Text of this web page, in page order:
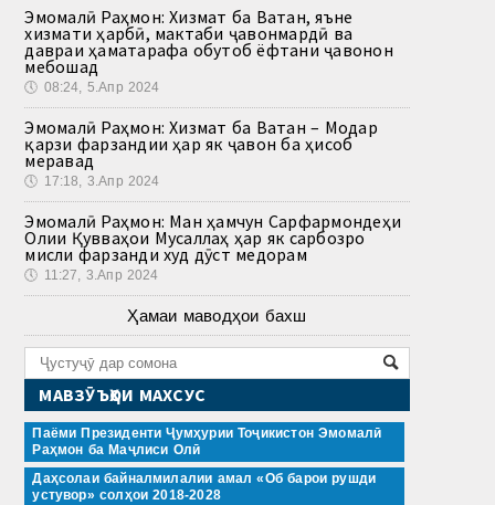
Эмомалӣ Раҳмон: Хизмат ба Ватан, яъне
хизмати ҳарбӣ, мактаби ҷавонмардӣ ва
давраи ҳаматарафа обутоб ёфтани ҷавонон
мебошад
🕔 08:24, 5.Апр 2024
Эмомалӣ Раҳмон: Хизмат ба Ватан – Модар
қарзи фарзандии ҳар як ҷавон ба ҳисоб
меравад
🕔 17:18, 3.Апр 2024
Эмомалӣ Раҳмон: Ман ҳамчун Сарфармондеҳи
Олии Қувваҳои Мусаллаҳ ҳар як сарбозро
мисли фарзанди худ дӯст медорам
🕔 11:27, 3.Апр 2024
Ҳамаи маводҳои бахш
МАВЗӮЪҲОИ МАХСУС
Паёми Президенти Ҷумҳурии Тоҷикистон Эмомалӣ
Раҳмон ба Маҷлиси Олӣ
Даҳсолаи байналмилалии амал «Об барои рушди
устувор» солҳои 2018-2028